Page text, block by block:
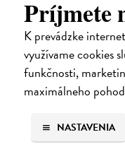
Príjmete
K prevádzke
využívame cookies
funkčnosti,
maximálneho
NASTAVENIA
Alica a hmyz
Dúbravský Andrej|
Alica je zvedavá mačka,
fascinovaní ríšou hmyzu.
Na sklade ?
28,90 €